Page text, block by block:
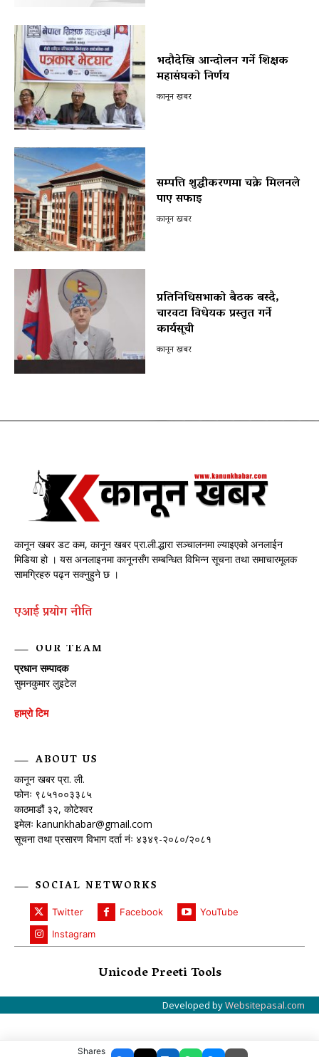
भदौदेखि आन्दोलन गर्ने शिक्षक
महासंघको निर्णय
कानून खबर
सम्पत्ति शुद्धीकरणमा चक्रे मिलनले
पाए सफाइ
कानून खबर
प्रतिनिधिसभाको बैठक बस्दै,
चारवटा विधेयक प्रस्तुत गर्ने
कार्यसूची
कानून खबर
कानून खबर डट कम, कानून खबर प्रा.ली.द्धारा सञ्चालनमा ल्याइएको अनलाईन
मिडिया हो । यस अनलाइनमा कानूनसँग सम्बन्धित विभिन्न सूचना तथा समाचारमूलक
सामग्रिहरु पढ्न सक्नुहुने छ ।
एआई प्रयाेग नीति
OUR TEAM
प्रधान सम्पादक
सुमनकुमार लुइटेल
हाम्रो टिम
ABOUT US
कानून खबर प्रा. ली.
फोनः ९८५१००३३८५
काठमाडौं ३२, कोटेश्वर
इमेलः kanunkhabar@gmail.com
सूचना तथा प्रसारण विभाग दर्ता नंः ४३४९-२०८०/२०८१
SOCIAL NETWORKS
Twitter Facebook
YouTube
Instagram
Unicode Preeti Tools
Developed byWebsitepasal.com
Shares